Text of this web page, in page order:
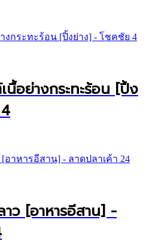
นื้อย่างกระทะร้อน [ปิ้ง
าว [อาหารอีสาน] -